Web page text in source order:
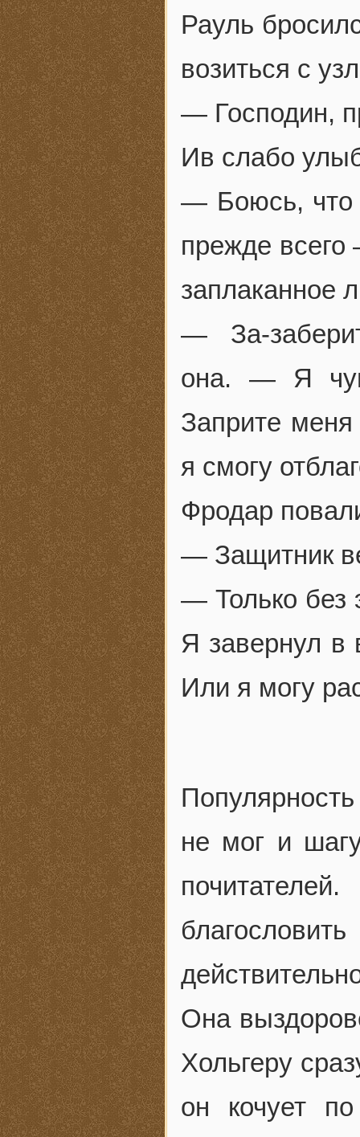
Рауль
возиться с
— Господин,
Ив слабо
— Боюсь, что
прежде
заплаканное
— За-
она. — Я
Заприте
я смогу
Фродар
— Защитник
— Только без
Я завернул в
Или я могу
не мог и
Она
Хольгеру
он кочует